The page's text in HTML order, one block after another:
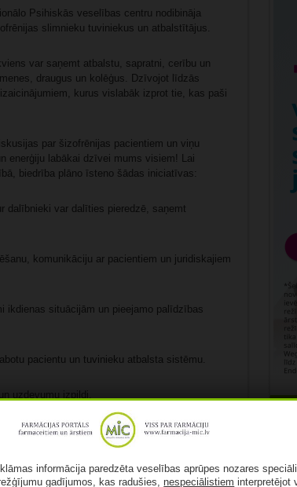
Psihiskās veselības centru nodibināja
slimnieku tuviniekus un atbalstītājus.
var saņemt atbalstu, sapratni, cerību un
draugus un kolēģus. Dzīvojot līdzās
kurus vislabāk izprot tie, kas paši
par šizofrēnijas pacientiem un viņu
enerģiju labākai dzīvei mums visiem! Lai
biedrība plāno īsteno šādas iniciatīvas:
dalībnieki var dalīties pieredzē, saņemt
komunikāciju ar pacientiem un juridiskajiem
ikdienas situācijām un pieejamo palīdzības
pacientu un tuvinieku atbalsta sistēmu.
uzdevumu izpildi.
plkst.17.30 Nacionālā psihiskās
Ja vēlies pievienoties domubiedriem biedrībā,
informācija paredzēta veselības aprūpes nozares
gadījumos, kas radušies,nespeciālistiem interpretējot